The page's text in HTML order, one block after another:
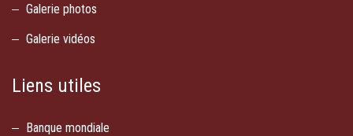
Galerie photos
Galerie vidéos
Liens utiles
Banque mondiale